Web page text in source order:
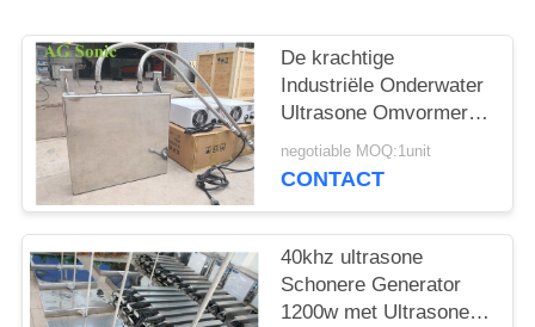
POLICY
De krachtige
Industriële Onderwater
Ultrasone Omvormer
van de
Omvormeronderdompeling
negotiable MOQ:1unit
CONTACT
40khz ultrasone
Schonere Generator
1200w met Ultrasone